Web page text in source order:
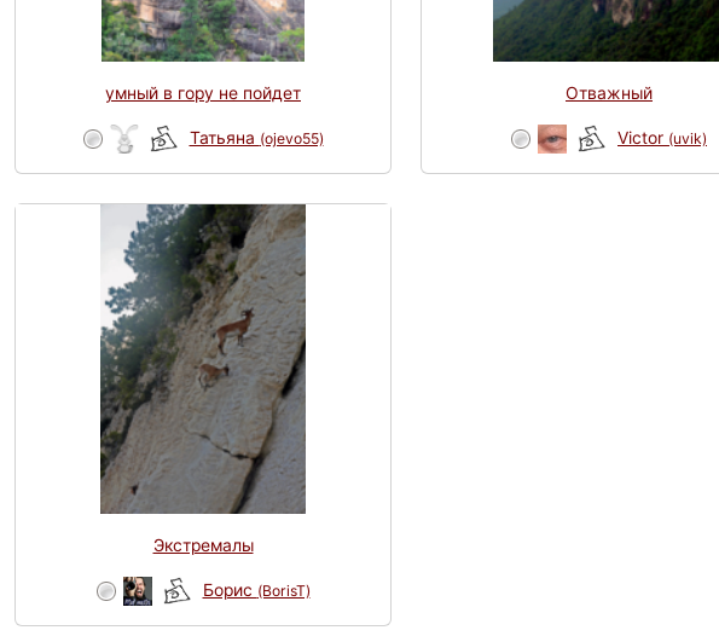
умный в гору не пойдет
Татьяна (ojevo55)
Отважный
Victor (uvik)
Экстремалы
Борис (BorisT)